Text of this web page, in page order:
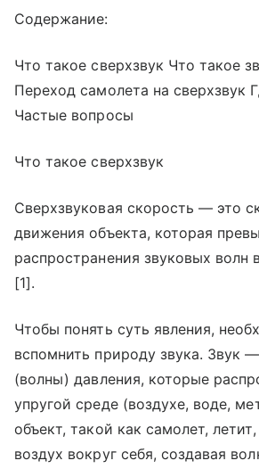
Содержание:
Что такое сверхзвук Что такое
Переход самолета на сверхзвук
Частые вопросы
Что такое сверхзвук
Сверхзвуковая скорость — это
движения объекта, которая
распространения звуковых волн
[1].
Чтобы понять суть явления,
вспомнить природу звука. Звук
(волны) давления, которые
упругой среде (воздухе, воде,
объект, такой как самолет,
воздух вокруг себя, создавая